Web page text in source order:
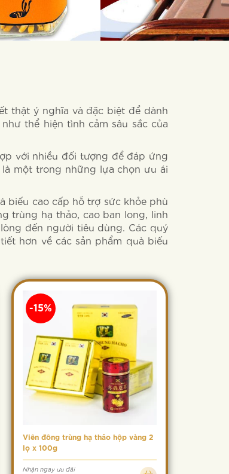
thật ý nghĩa và đặc biệt để dành
thể hiện tình cảm sâu sắc của
với nhiều đối tượng để đáp ứng
một trong những lựa chọn ưu ái
biếu cao cấp hỗ trợ sức khỏe phù
trùng hạ thảo, cao ban long, linh
đến người tiêu dùng. Các quý
hơn về các sản phẩm quà biếu
Viên đông trùng hạ thảo hộp vàng 2
lọ x 100g
Nhận ngay ưu đãi
-15%